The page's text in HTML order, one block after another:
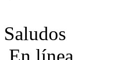
Saludos
En línea